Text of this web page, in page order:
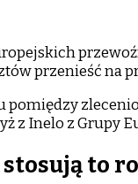
przenieść na
z Inelo z Grupy
to